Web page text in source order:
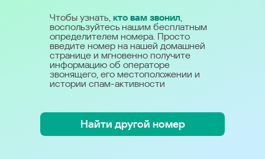
Чтобы узнать, кто вам звонил,
воспользуйтесь нашим бесплатным
определителем номера. Просто
введите номер на нашей домашней
странице и мгновенно получите
информацию об операторе
звонящего, его местоположении и
истории спам-активности
Найти другой номер